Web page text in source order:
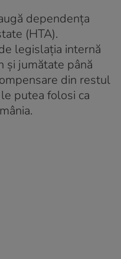
dependența
(HTA).
legislația internă
și jumătate până
din restul
putea folosi ca